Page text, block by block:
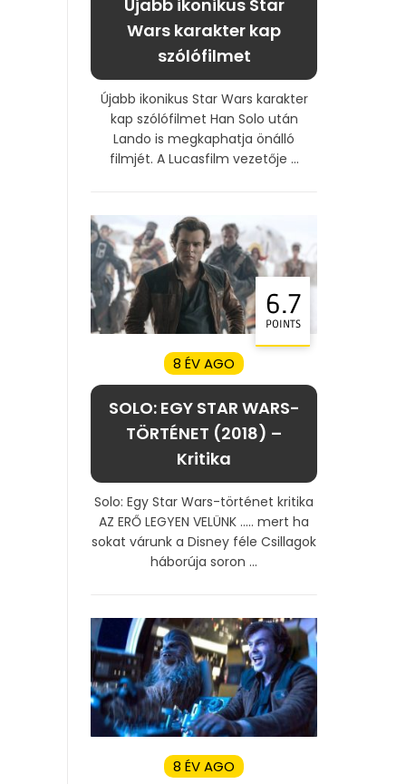
Újabb ikonikus Star
Wars karakter kap
szólófilmet
Újabb ikonikus Star Wars karakter
kap szólófilmet Han Solo után
Lando is megkaphatja önálló
filmjét. A Lucasfilm vezetője ...
6.7
POINTS
8 ÉV AGO
SOLO: EGY STAR WARS-
TÖRTÉNET (2018) –
Kritika
Solo: Egy Star Wars-történet kritika
AZ ERŐ LEGYEN VELÜNK ….. mert ha
sokat várunk a Disney féle Csillagok
háborúja soron ...
8 ÉV AGO